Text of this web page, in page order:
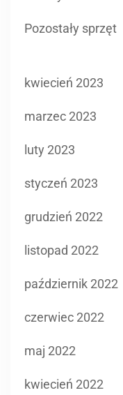
luty 2023
styczeń 2023
grudzień 2022
listopad 2022
październik 2022
czerwiec 2022
maj 2022
kwiecień 2022
styczeń 2022
grudzień 2021